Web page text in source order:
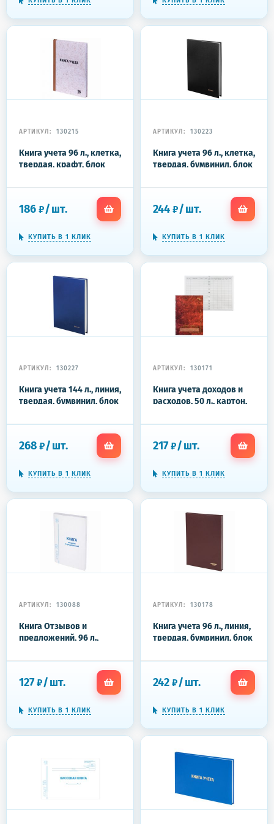
АРТИКУЛ: 130215
Книга учета 96 л., клетка,
твердая, крафт, блок
STAFF, 130215
186 ₽/шт.
КУПИТЬ В 1 КЛИК
АРТИКУЛ: 130223
Книга учета 96 л., клетка,
твердая, бумвинил, блок
BRAUBERG, черная,
244 ₽/шт.
КУПИТЬ В 1 КЛИК
АРТИКУЛ: 130227
Книга учета 144 л., линия,
твердая, бумвинил, блок
BRAUBERG, синий, 130227
268 ₽/шт.
КУПИТЬ В 1 КЛИК
АРТИКУЛ: 130171
Книга учета доходов и
расходов, 50 л., картон,
мм), 13с21-50
217 ₽/шт.
КУПИТЬ В 1 КЛИК
АРТИКУЛ: 130088
Книга Отзывов и
предложений, 96 л.,
блок офсет, А5 140х200
127 ₽/шт.
КУПИТЬ В 1 КЛИК
АРТИКУЛ: 130178
Книга учета 96 л., линия,
твердая, бумвинил, блок
ОФИСМАГ, 130178
242 ₽/шт.
КУПИТЬ В 1 КЛИК